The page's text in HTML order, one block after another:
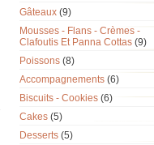
Gâteaux (9)
Mousses - Flans - Crèmes -
Clafoutis Et Panna Cottas (9)
Poissons (8)
Accompagnements (6)
Biscuits - Cookies (6)
Cakes (5)
Desserts (5)